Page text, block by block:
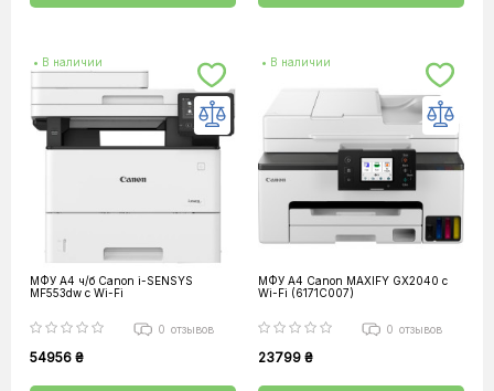
• В наличии
МФУ А4 ч/б Canon i-SENSYS
MF553dw c Wi-Fi
0 отзывов
54956 ₴
• В наличии
МФУ А4 Canon MAXIFY GX2040 с
Wi-Fi (6171C007)
0 отзывов
23799 ₴